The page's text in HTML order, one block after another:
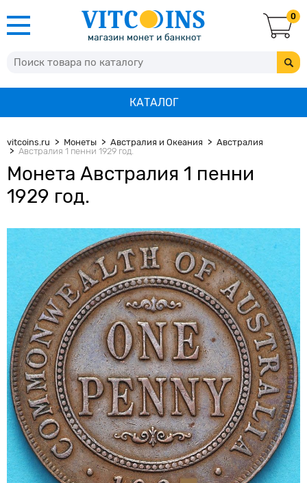
0
КАТАЛОГ
vitcoins.ru Монеты Австралия и Океания
Австралия
Австралия 1 пенни 1929 год.
Монета Австралия 1 пенни
1929 год.